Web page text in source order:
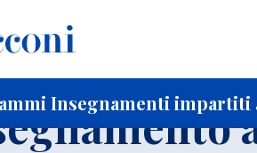
Insegnamenti impartiti
studenti iscritti